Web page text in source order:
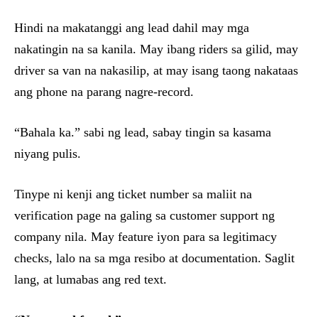
Hindi na makatanggi ang lead dahil may mga
nakatingin na sa kanila. May ibang riders sa gilid, may
driver sa van na nakasilip, at may isang taong nakataas
ang phone na parang nagre-record.
“Bahala ka.” sabi ng lead, sabay tingin sa kasama
niyang pulis.
Tinype ni kenji ang ticket number sa maliit na
verification page na galing sa customer support ng
company nila. May feature iyon para sa legitimacy
checks, lalo na sa mga resibo at documentation. Saglit
lang, at lumabas ang red text.